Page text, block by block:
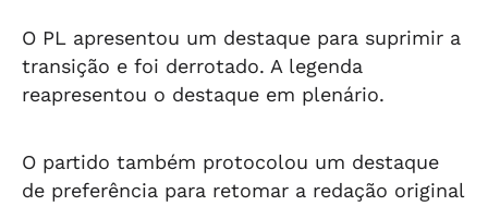
O PL apresentou um destaque para suprimir a
transição e foi derrotado. A legenda
reapresentou o destaque em plenário.
O partido também protocolou um destaque
de preferência para retomar a redação original